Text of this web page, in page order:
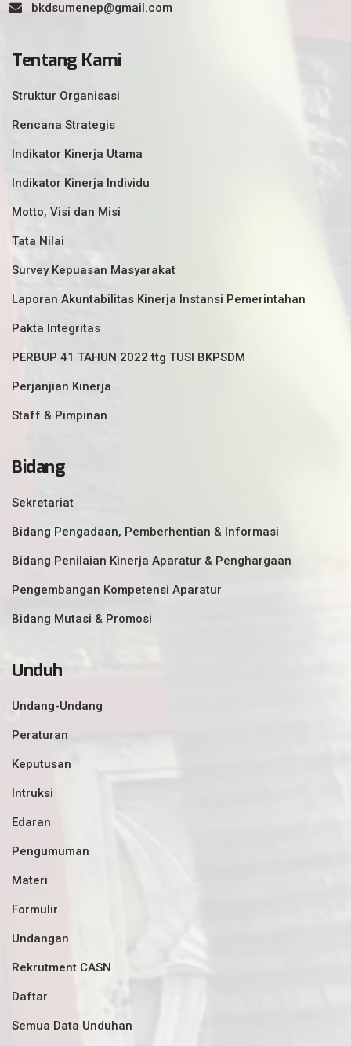
bkdsumenep@gmail.com
Tentang Kami
Struktur Organisasi
Rencana Strategis
Indikator Kinerja Utama
Indikator Kinerja Individu
Motto, Visi dan Misi
Tata Nilai
Survey Kepuasan Masyarakat
Laporan Akuntabilitas Kinerja Instansi Pemerintahan
Pakta Integritas
PERBUP 41 TAHUN 2022 ttg TUSI BKPSDM
Perjanjian Kinerja
Staff & Pimpinan
Bidang
Sekretariat
Bidang Pengadaan, Pemberhentian & Informasi
Bidang Penilaian Kinerja Aparatur & Penghargaan
Pengembangan Kompetensi Aparatur
Bidang Mutasi & Promosi
Unduh
Undang-Undang
Peraturan
Keputusan
Intruksi
Edaran
Pengumuman
Materi
Formulir
Undangan
Rekrutment CASN
Daftar
Semua Data Unduhan